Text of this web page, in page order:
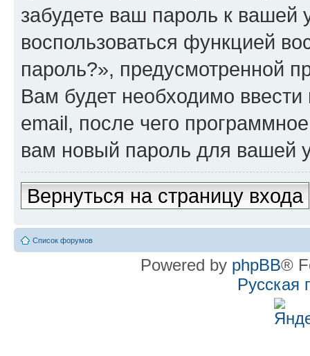
забудете ваш пароль к вашей
воспользоваться функцией
пароль?», предусмотренной
Вам будет необходимо
email, после чего
вам новый пароль для вашей
Вернуться на страницу входа
Список форумов
Powered by phpBB®
Русская